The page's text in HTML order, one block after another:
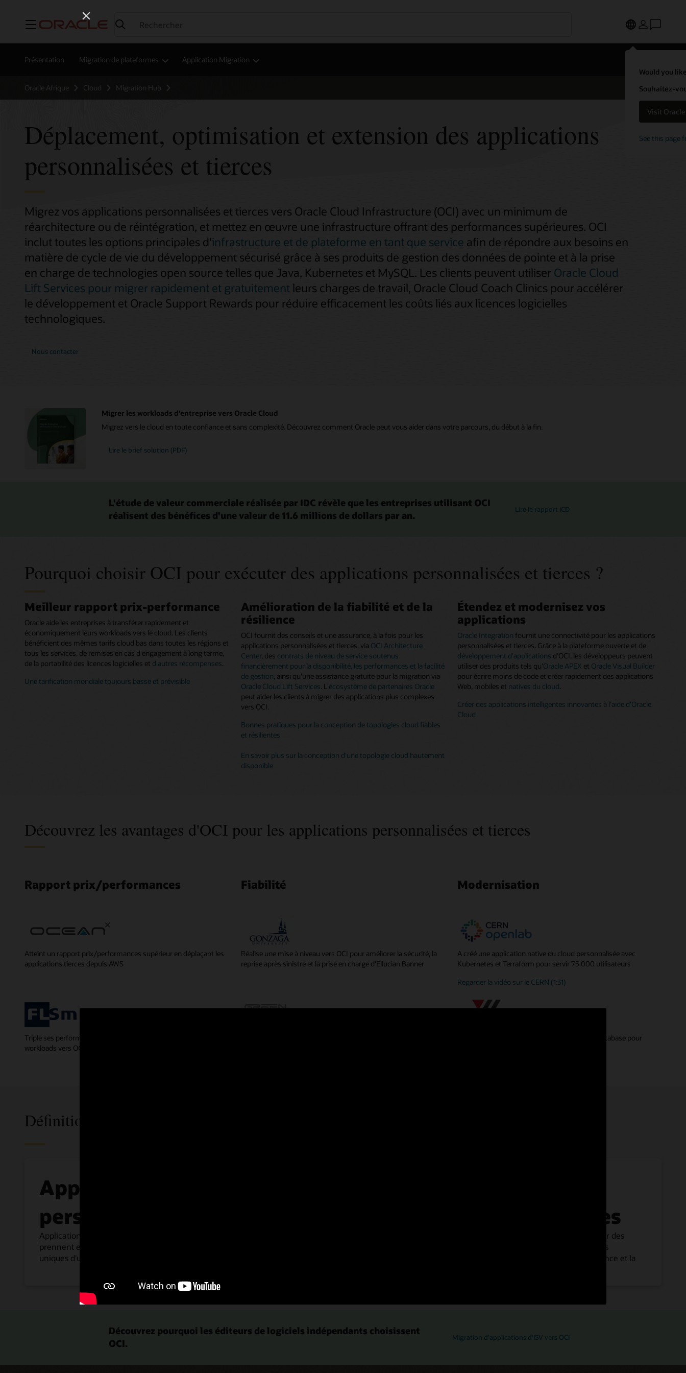
Menu
Would you
Souhaitez-
Visit
See this page
Présentation Migration de plateformes Application Migration
Oracle Afrique Cloud Migration Hub
Déplacement, optimisation et extension des applications
personnalisées et tierces
Migrez vos applications personnalisées et tierces vers Oracle Cloud Infrastructure (OCI) avec un minimum de
réarchitecture ou de réintégration, et mettez en œuvre une infrastructure offrant des performances supérieures. OCI
inclut toutes les options principales d'infrastructure et de plateforme en tant que service afin de répondre aux besoins en
matière de cycle de vie du développement sécurisé grâce à ses produits de gestion des données de pointe et à la prise
en charge de technologies open source telles que Java, Kubernetes et MySQL. Les clients peuvent utiliser Oracle Cloud
Lift Services pour migrer rapidement et gratuitement leurs charges de travail, Oracle Cloud Coach Clinics pour accélérer
le développement et Oracle Support Rewards pour réduire efficacement les coûts liés aux licences logicielles
technologiques.
Nous contacter
Migrer les workloads d'entreprise vers Oracle Cloud
Migrez vers le cloud en toute confiance et sans complexité. Découvrez comment Oracle peut vous aider dans votre parcours, du début à la fin.
Lire le brief solution (PDF)
L'étude de valeur commerciale réalisée par IDC révèle que les entreprises utilisant OCI
réalisent des bénéfices d'une valeur de 11.6 millions de dollars par an.
Lire le rapport ICD
Pourquoi choisir OCI pour exécuter des applications personnalisées et tierces ?
Meilleur rapport prix-performance
Oracle aide les entreprises à transférer rapidement et
économiquement leurs workloads vers le cloud. Les clients
bénéficient des mêmes tarifs cloud bas dans toutes les régions et
tous les services, de remises en cas d'engagement à long terme,
de la portabilité des licences logicielles et d'autres récompenses
Une tarification mondiale toujours basse et prévisible
Amélioration de la fiabilité et de la
résilience
OCI fournit des conseils et une assurance, à la fois pour les
applications personnalisées et tierces, via OCI Architecture
Center, des contrats de niveau de service soutenus
financièrement pour la disponibilité, les performances et la facilité
de gestion , ainsi qu'une assistance gratuite pour la migration via
Oracle Cloud Lift Services . L'écosystème de partenaires Oracle
peut aider les clients à migrer des applications plus complexes
vers OCI.
Bonnes pratiques pour la conception de topologies cloud fiables
et résilientes
En savoir plus sur la conception d'une topologie cloud hautement
disponible
Étendez et modernisez vos
applications
Oracle Integration fournit une connectivité pour les applications
personnalisées et tierces. Grâce à la plateforme ouverte et de
développement d'applications d'OCI, les développeurs peuvent
utiliser des produits tels qu'Oracle APEX et Oracle Visual Builder
pour écrire moins de code et créer rapidement des applications
Web, mobiles et natives du cloud
Créer des applications intelligentes innovantes à l'aide d'Oracle
Cloud
Découvrez les avantages d'OCI pour les applications personnalisées et tierces
Rapport prix/performances
Atteint un rapport prix/performances supérieur en déplaçant les
applications tierces depuis AWS
Fiabilité
Réalise une mise à niveau vers OCI pour améliorer la sécurité, la
reprise après sinistre et la prise en charge d'Ellucian Banner
Modernisation
A créé une application native du cloud personnalisée avec
Kubernetes et Terraform pour servir 75 000 utilisateurs
Regarder la vidéo sur le CERN (1:31)
Triple ses performances et réduit ses coûts en déplaçant tous ses
workloads vers OCI
A utilisé Oracle APEX et Oracle Autonomous Database pour
Définitions des applications personnalisées et tierces
Applications
personnalisées
Applications développées en interne qui
prennent en charge les processus métier
uniques d'une entreprise.
indépendantes
Applications créées et distribuées par des
fournisseurs de logiciels pour des cas
d'utilisation tels que la vidéoconférence et la
Découvrez pourquoi les éditeurs de logiciels indépendants choisissent
OCI.
Migration d'applications d'ISV vers OCI